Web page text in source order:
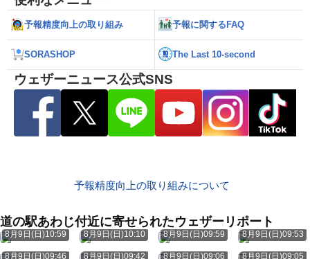
予報精度向上の取り組み 予報に関するFAQ
SORASHOP The Last 10-second
ウェザーニュース公式SNS
予報精度向上の取り組みについて
道の駅あわじ付近に寄せられたウェザーリポート
8月9日(日)10:59 8月9日(日)10:10 8月9日(日)09:59 8月9日(日)09:53
8月9日(日)09:46 8月9日(日)09:42 8月9日(日)09:06 8月9日(日)09:05